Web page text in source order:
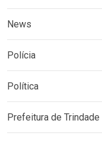
News
Polícia
Política
Prefeitura de Trindade